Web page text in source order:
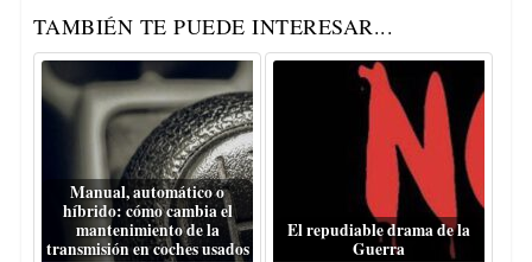
TAMBIÉN TE PUEDE INTERESAR...
Manual, automático o
híbrido: cómo cambia el
mantenimiento de la
transmisión en coches usados
El repudiable drama de la
Guerra